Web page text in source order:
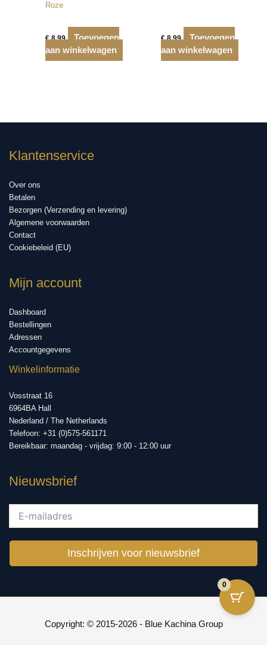
Roze
€8,99
Toevoegen
aan winkelwagen
€8,99
Toevoegen
aan winkelwagen
Klantenservice
Over ons
Betalen
Bezorgen (Verzending en levering)
Algemene voorwaarden
Contact
Cookiebeleid (EU)
Mijn account
Dashboard
Bestellingen
Adressen
Accountgegevens
Winkelinformatie
Vosstraat 16
6964BA Hall
Nederland / The Netherlands
Telefoon: +31 (0)575-561171
Bereikbaar: maandag - vrijdag: 9:00 - 12:00 uur
Nieuwsbrief
Inschrijven voor nieuwsbrief
Copyright: © 2015-2026 - Blue Kachina Group
0